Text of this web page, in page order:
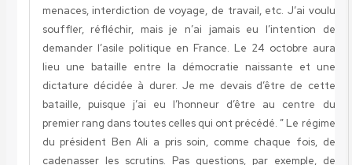
menaces, interdiction de voyage, de travail, etc. J’ai voulu
souffler, réfléchir, mais je n’ai jamais eu l’intention de
demander l’asile politique en France. Le 24 octobre aura
lieu une bataille entre la démocratie naissante et une
dictature décidée à durer. Je me devais d’être de cette
bataille, puisque j’ai eu l’honneur d’être au centre du
premier rang dans toutes celles qui ont précédé. ” Le régime
du président Ben Ali a pris soin, comme chaque fois, de
cadenasser les scrutins. Pas questions, par exemple, de